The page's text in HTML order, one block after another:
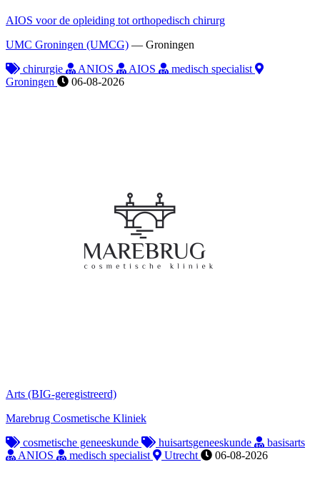
AIOS voor de opleiding tot orthopedisch chirurg
UMC Groningen (UMCG) — Groningen
chirurgie
ANIOS AIOS
medisch specialist
Groningen
06-08-2026
Arts (BIG-geregistreerd)
Marebrug Cosmetische Kliniek
cosmetische geneeskunde
huisartsgeneeskunde
basisarts
ANIOS
medisch specialist Utrecht 06-08-2026